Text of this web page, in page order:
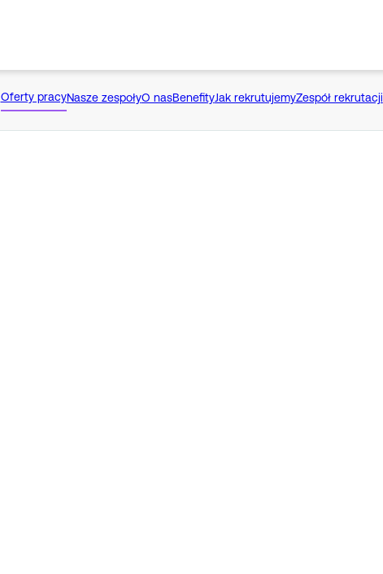
Oferty pracyNasze zespołyO nasBenefityJak rekrutujemyZespół rekrutacji